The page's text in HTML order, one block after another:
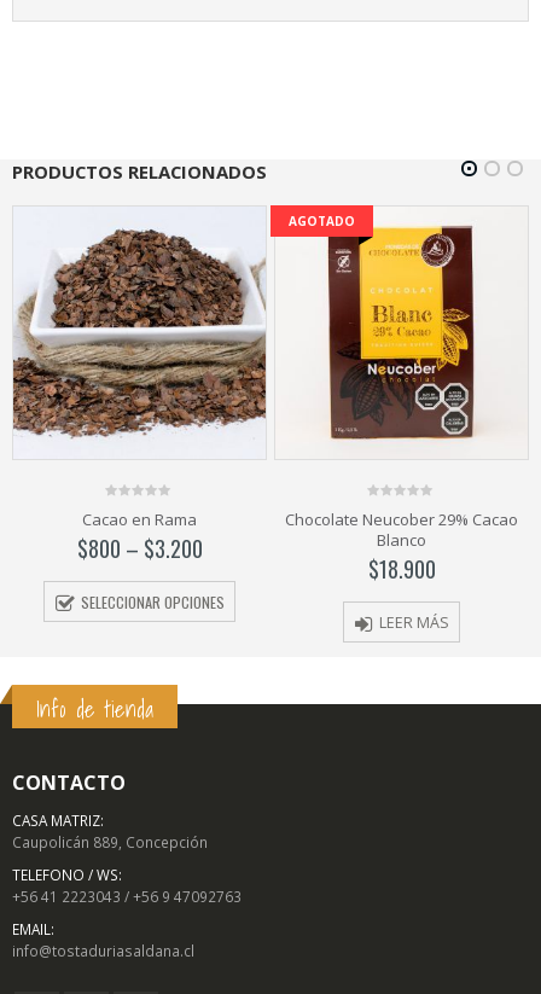
PRODUCTOS RELACIONADOS
out
of
Chocolate Neucober 29% Cacao
Blanco
$18.900
LEER MÁS
out
of
Mostacilla Colores Redondas
1.400–$5.600
SELECCIONAR OPCIONES
Info de tienda
CONTACTO
CASA MATRIZ:
Caupolicán 889, Concepción
TELEFONO / WS:
+56 41 2223043 / +56 9 47092763
EMAIL:
info@tostaduriasaldana.cl